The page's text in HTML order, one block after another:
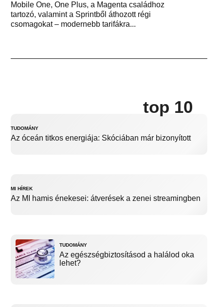
Mobile One, One Plus, a Magenta családhoz
tartozó, valamint a Sprintből áthozott régi
csomagokat – modernebb tarifákra...
top 10
TUDOMÁNY
Az óceán titkos energiája: Skóciában már bizonyított
MI HÍREK
Az MI hamis énekesei: átverések a zenei streamingben
TUDOMÁNY
Az egészségbiztosításod a halálod oka
lehet?